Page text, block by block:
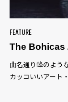
FEATURE
The Bohicas
曲名通り蜂のよう
カッコいいアート